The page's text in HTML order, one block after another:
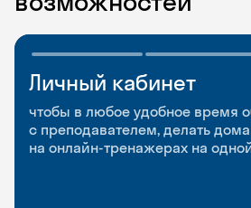
Личный кабинет
чтобы в любое удобное время
с преподавателем, делать
на онлайн-тренажерах на
Мобильное
приложение
чтобы заниматься и изучать
и когда удобно
Разговорные клубы
и Talks
Групповые занятия для
и индивидуальные встречи с